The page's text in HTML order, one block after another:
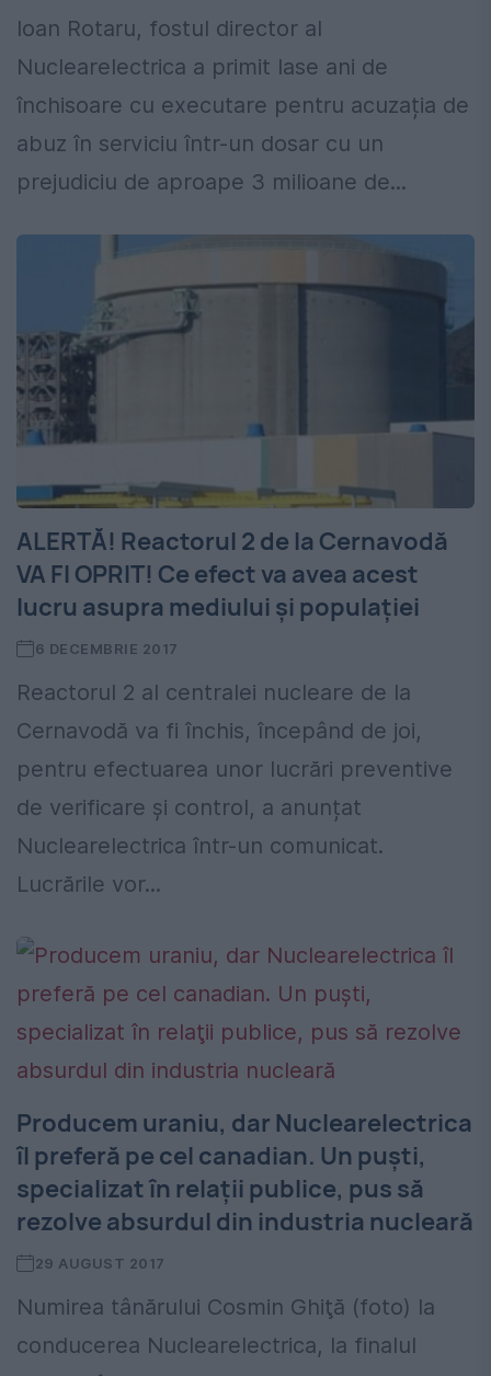
Ioan Rotaru, fostul director al
Nuclearelectrica a primit lase ani de
închisoare cu executare pentru acuzația de
abuz în serviciu într-un dosar cu un
prejudiciu de aproape 3 milioane de...
ALERTĂ! Reactorul 2 de la Cernavodă
VA FI OPRIT! Ce efect va avea acest
lucru asupra mediului și populației
6 DECEMBRIE 2017
Reactorul 2 al centralei nucleare de la
Cernavodă va fi închis, începând de joi,
pentru efectuarea unor lucrări preventive
de verificare și control, a anunțat
Nuclearelectrica într-un comunicat.
Lucrările vor...
Producem uraniu, dar Nuclearelectrica
îl preferă pe cel canadian. Un puşti,
specializat în relaţii publice, pus să
rezolve absurdul din industria nucleară
29 AUGUST 2017
Numirea tânărului Cosmin Ghiţă (foto) la
conducerea Nuclearelectrica, la finalul